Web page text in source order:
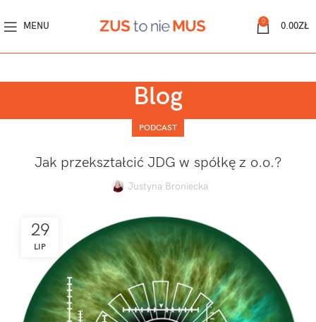
MENU 0 0.00ZŁ
Blog
PODCAST
Jak przekształcić JDG w spółkę z o.o.?
Justyna Broniecka
29
LIP